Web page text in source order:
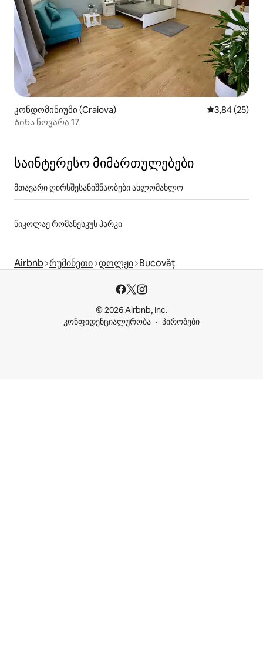
კონდომინიუმი (Craiova) საშუალო
3,84 (25)
Ბინა ნოვარა 17
საინტერესო მიმართულებები
მთავარი ღირსშესანიშნაობები ახლომახლო
ნიკოლაე რომანესკუს პარკი
Airbnb რუმინეთი დოლჟი Bucovăț
© 2026 Airbnb, Inc.
კონფიდენციალურობა
პირობები